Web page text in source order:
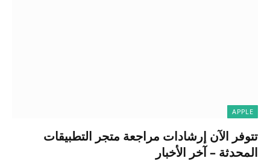
APPLE
تتوفر الآن إرشادات مراجعة متجر التطبيقات
المحدثة – آخر الأخبار